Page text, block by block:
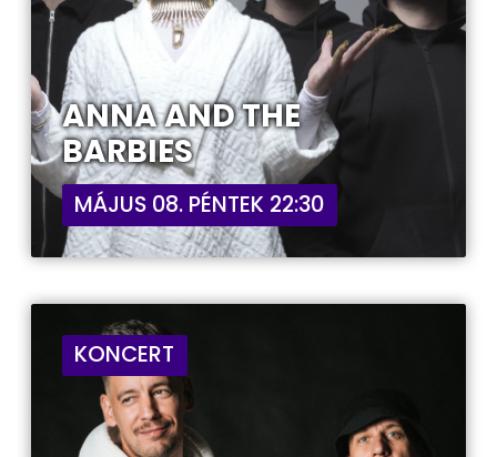
ANNA AND THE
BARBIES
MÁJUS 08. PÉNTEK 22:30
KONCERT